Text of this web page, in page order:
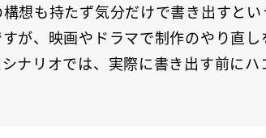
想も持たず気分だけで書き出すと
が、映画やドラマで制作のやり直
ナリオでは、実際に書き出す前に